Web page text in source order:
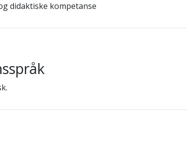
didaktiske kompetanse